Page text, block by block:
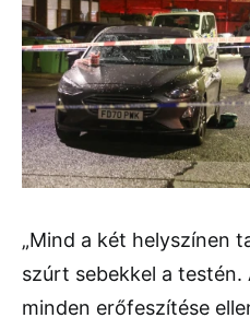
„Mind a két helyszínen
szúrt sebekkel a testén.
minden erőfeszítése